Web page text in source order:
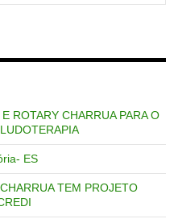
ROTARY CHARRUA PARA O
ES
TEM PROJETO